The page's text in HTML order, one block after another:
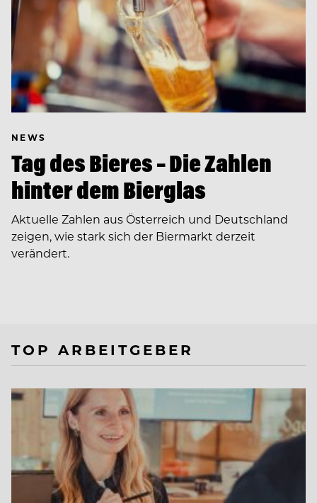
NEWS
Tag des Bieres – Die Zahlen
hinter dem Bierglas
Aktuelle Zahlen aus Österreich und Deutschland
zeigen, wie stark sich der Biermarkt derzeit
verändert.
TOP ARBEITGEBER